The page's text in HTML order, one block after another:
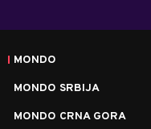
MONDO
MONDO SRBIJA
MONDO CRNA GORA